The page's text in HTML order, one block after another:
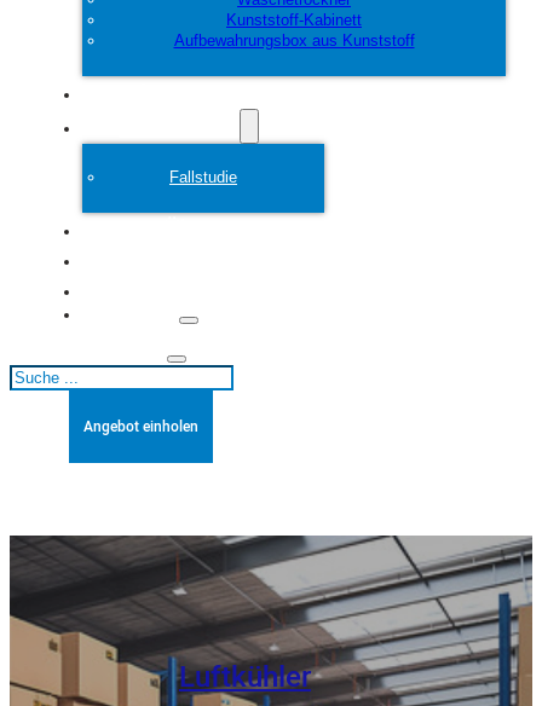
Kunststoff-Kabinett
Aufbewahrungsbox aus Kunststoff
Fallstudie
Suchen
Angebot einholen
Luftkühler